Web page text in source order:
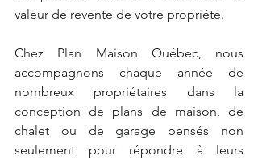
valeur de revente de votre propriété.
Chez Plan Maison Québec, nous
accompagnons chaque année de
nombreux propriétaires dans la
conception de plans de maison, de
chalet ou de garage pensés non
seulement pour répondre à leurs